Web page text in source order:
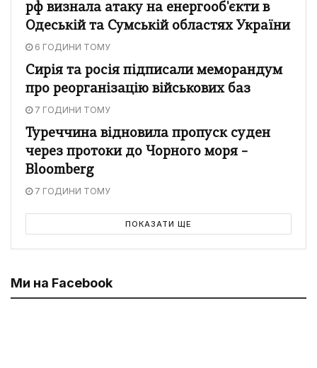
рф визнала атаку на енергооб'єкти в
Одеській та Сумській областях України
6 ГОДИНИ ТОМУ
Сирія та росія підписали меморандум
про реорганізацію військових баз
7 ГОДИНИ ТОМУ
Туреччина відновила пропуск суден
через протоки до Чорного моря –
Bloomberg
7 ГОДИНИ ТОМУ
ПОКАЗАТИ ЩЕ
Ми на Facebook